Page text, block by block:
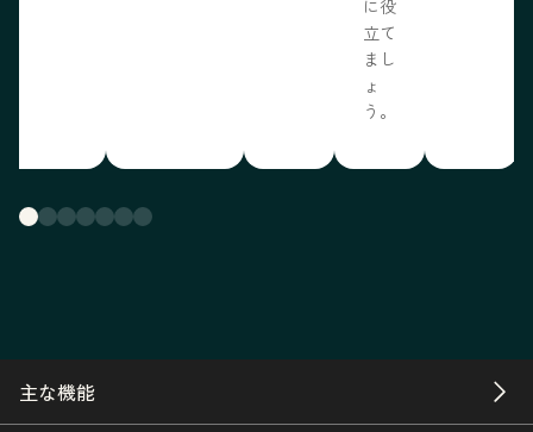
に役
立て
まし
ょ
う。
主な機能